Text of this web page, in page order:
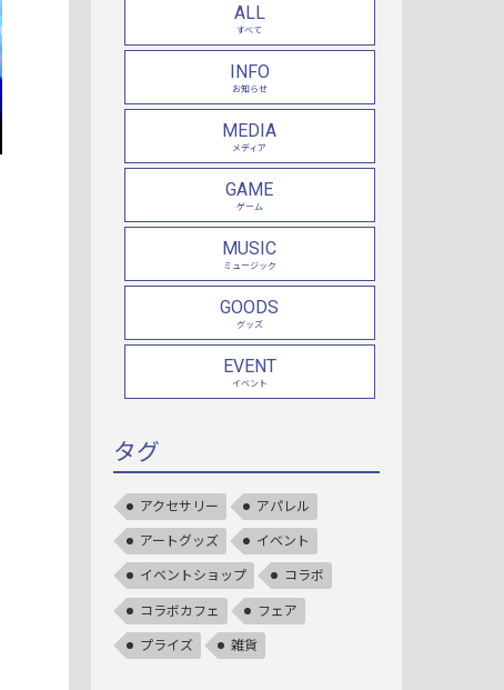
ALL
すべて
INFO
お知らせ
MEDIA
メディア
GAME
ゲーム
MUSIC
ミュージック
GOODS
グッズ
EVENT
イベント
タグ
アクセサリー アパレル
アートグッズ イベント
イベントショップ コラボ
コラボカフェ フェア
プライズ 雑貨